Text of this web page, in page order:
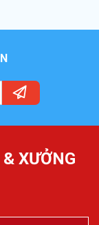
XƯỞNG